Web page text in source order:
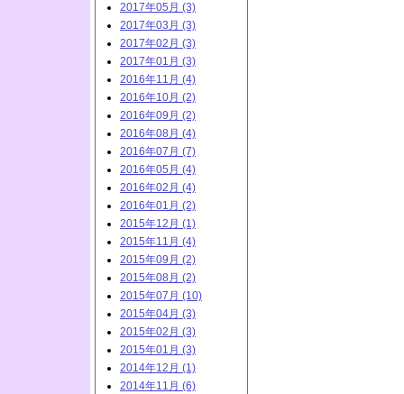
2017年05月 (3)
2017年03月 (3)
2017年02月 (3)
2017年01月 (3)
2016年11月 (4)
2016年10月 (2)
2016年09月 (2)
2016年08月 (4)
2016年07月 (7)
2016年05月 (4)
2016年02月 (4)
2016年01月 (2)
2015年12月 (1)
2015年11月 (4)
2015年09月 (2)
2015年08月 (2)
2015年07月 (10)
2015年04月 (3)
2015年02月 (3)
2015年01月 (3)
2014年12月 (1)
2014年11月 (6)